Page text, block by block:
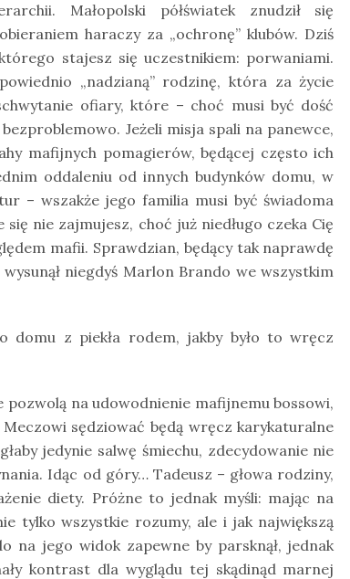
Małopolski półświatek znudził się
haraczy za „ochronę” klubów. Dziś
stajesz się uczestnikiem: porwaniami.
„nadzianą” rodzinę, która za życie
ofiary, które – choć musi być dość
Jeżeli misja spali na panewce,
mafijnych pomagierów, będącej często ich
oddaleniu od innych budynków domu, w
– wszakże jego familia musi być świadoma
nie zajmujesz, choć już niedługo czeka Cię
mafii. Sprawdzian, będący tak naprawdę
niegdyś Marlon Brando we wszystkim
domu z piekła rodem, jakby było to wręcz
na udowodnienie mafijnemu bossowi,
sędziować będą wręcz karykaturalne
jedynie salwę śmiechu, zdecydowanie nie
Idąc od góry… Tadeusz – głowa rodziny,
diety. Próżne to jednak myśli: mając na
tylko wszystkie rozumy, ale i jak największą
na jego widok zapewne by parsknął, jednak
kontrast dla wyglądu tej skądinąd marnej